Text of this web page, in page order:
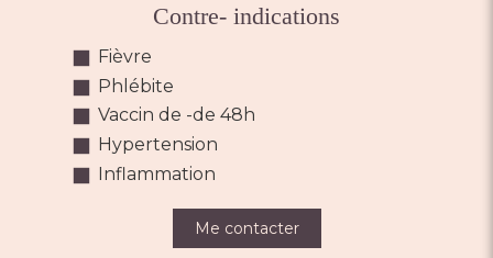
Contre- indications
Fièvre
Phlébite
Vaccin de -de 48h
Hypertension
Inflammation
Me contacter